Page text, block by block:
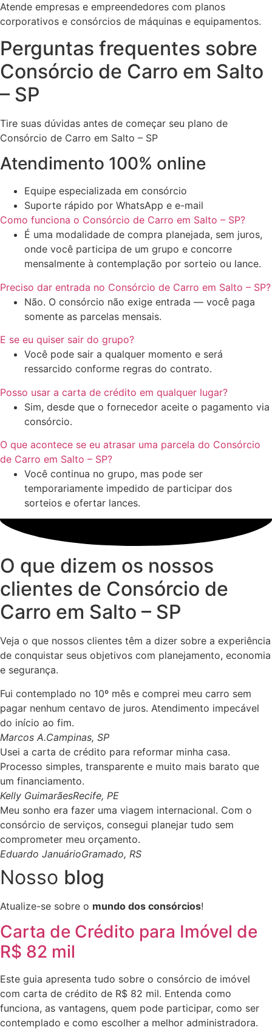
Atende empresas e empreendedores com planos
corporativos e consórcios de máquinas e equipamentos.
Perguntas frequentes sobre
Consórcio de Carro em Salto
– SP
Tire suas dúvidas antes de começar seu plano ​de
Consórcio de Carro em Salto – SP
Atendimento 100% online
Equipe especializada em consórcio
Suporte rápido por WhatsApp e e-mail
Como funciona o Consórcio de Carro em Salto – SP?
É uma modalidade de compra planejada, sem juros,
onde você participa de um grupo e concorre
mensalmente à contemplação por sorteio ou lance.
Preciso dar entrada no Consórcio de Carro em Salto – SP?
Não. O consórcio não exige entrada — você paga
somente as parcelas mensais.
E se eu quiser sair do grupo?
Você pode sair a qualquer momento e será
ressarcido conforme regras do contrato.
Posso usar a carta de crédito em qualquer lugar?
Sim, desde que o fornecedor aceite o pagamento via
consórcio.
O que acontece se eu atrasar uma parcela do Consórcio
de Carro em Salto – SP?
Você continua no grupo, mas pode ser
temporariamente impedido de participar dos
sorteios e ofertar lances.
O que dizem os nossos
clientes de Consórcio de
Carro em Salto – SP
Veja o que nossos clientes têm a dizer sobre a experiência
de conquistar seus objetivos com planejamento, economia
e segurança.
Fui contemplado no 10º mês e comprei meu carro sem
pagar nenhum centavo de juros. Atendimento impecável
do início ao fim.
Marcos A.Campinas, SP
Usei a carta de crédito para reformar minha casa.
Processo simples, transparente e muito mais barato que
um financiamento.
Kelly GuimarãesRecife, PE
Meu sonho era fazer uma viagem internacional. Com o
consórcio de serviços, consegui planejar tudo sem
comprometer meu orçamento.
Eduardo JanuárioGramado, RS
Nosso blog
Atualize-se sobre o mundo dos consórcios!
Carta de Crédito para Imóvel de
R$ 82 mil
Este guia apresenta tudo sobre o consórcio de imóvel
com carta de crédito de R$ 82 mil. Entenda como
funciona, as vantagens, quem pode participar, como ser
contemplado e como escolher a melhor administradora.